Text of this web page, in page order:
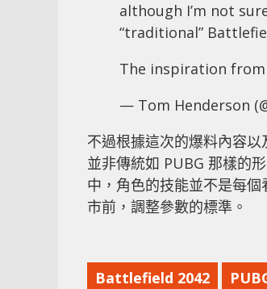
although I’m not
“traditional”
The inspiration from
— Tom Henderson
不過根據這次的爆料內容
並非傳統如 PUBG 那樣的
中，角色的技能並不是每
市前，調整參數的標準。
Battlefield 2042